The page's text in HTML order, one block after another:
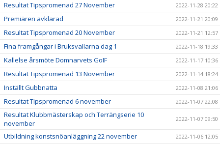
Resultat Tipspromenad 27 November 2022-11-28 20:22
Premiären avklarad 2022-11-21 20:09
Resultat Tipspromenad 20 November 2022-11-21 12:57
Fina framgångar i Bruksvallarna dag 1 2022-11-18 19:33
Kallelse årsmöte Domnarvets GoIF 2022-11-17 10:36
Resultat Tipspromenad 13 November 2022-11-14 18:24
Inställt Gubbnatta 2022-11-08 21:06
Resultat Tipspromenad 6 november 2022-11-07 22:08
Resultat Klubbmästerskap och Terrängserie 10
november
2022-11-07 09:50
Utbildning konstsnöanläggning 22 november 2022-11-06 12:05